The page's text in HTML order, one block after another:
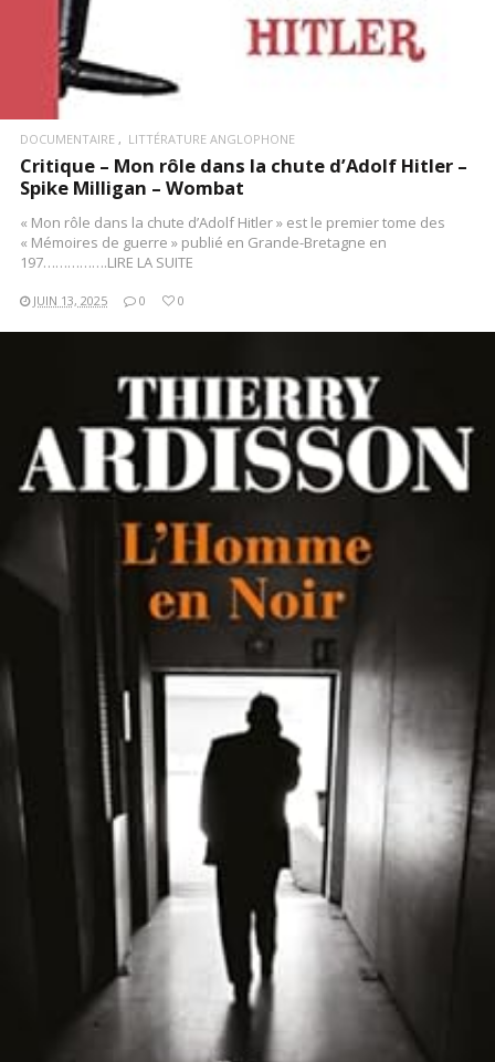
DOCUMENTAIRE LITTÉRATURE ANGLOPHONE
Critique – Mon rôle dans la chute d’Adolf Hitler –
Spike Milligan – Wombat
« Mon rôle dans la chute d’Adolf Hitler » est le premier tome des
« Mémoires de guerre » publié en Grande-Bretagne en
197…………….LIRE LA SUITE
JUIN 13, 2025 0 0
LIRE LA SUITE